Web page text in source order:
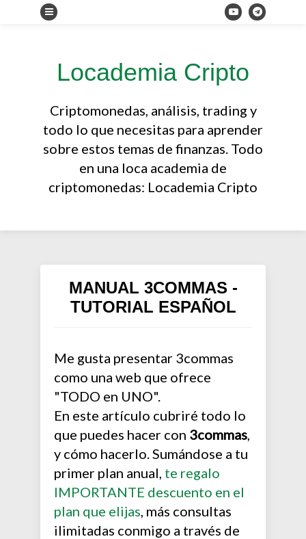
Locademia Cripto
Criptomonedas, análisis, trading y
todo lo que necesitas para aprender
sobre estos temas de finanzas. Todo
en una loca academia de
criptomonedas: Locademia Cripto
MANUAL 3COMMAS -
TUTORIAL ESPAÑOL
Me gusta presentar 3commas
como una web que ofrece
"TODO en UNO".
En este artículo cubriré todo lo
que puedes hacer con 3commas,
y cómo hacerlo. Sumándose a tu
primer plan anual, te regalo
IMPORTANTE descuento en el
plan que elijas, más consultas
ilimitadas conmigo a través de